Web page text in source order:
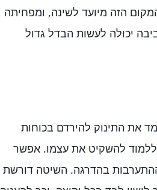
הזה מיועד לשינה, ומפחיתה
יכולה לעשות הבדל גדול
את התינוק להירדם בכוחות
ללמוד להשקיט את עצמו. אפשר
בהדרגה. השיטה דורשת